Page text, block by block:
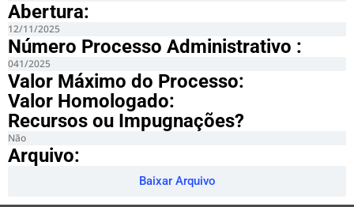
Abertura:
12/11/2025
Número Processo Administrativo :
041/2025
Valor Máximo do Processo: ​
Valor Homologado: ​
Recursos ou Impugnações? ​
Não
Arquivo:
Baixar Arquivo